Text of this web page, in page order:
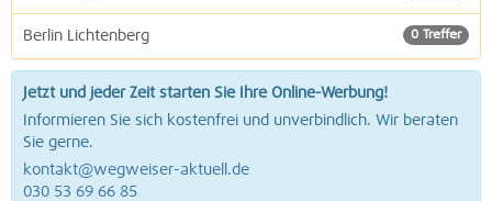
0 Treffer
Berlin Lichtenberg
Jetzt und jeder Zeit starten Sie Ihre Online-Werbung!
Informieren Sie sich kostenfrei und unverbindlich. Wir beraten
Sie gerne.
kontakt@wegweiser-aktuell.de
030 53 69 66 85